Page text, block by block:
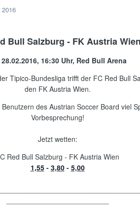
2016
Bull Salzburg - FK Austria Wien
16:30 Uhr, Red Bull Arena
Tipico-Bundesliga trifft der FC Red Bull
den FK Austria Wien.
des Austrian Soccer Board viel
Vorbesprechung!
Jetzt wetten:
Red Bull Salzburg - FK Austria Wien
1,55- 3,80- 5,00